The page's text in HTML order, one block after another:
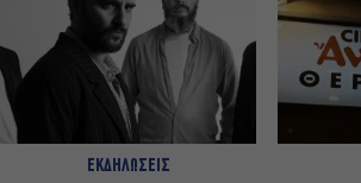
ΕΚΔΗΛΩΣΕΙΣ